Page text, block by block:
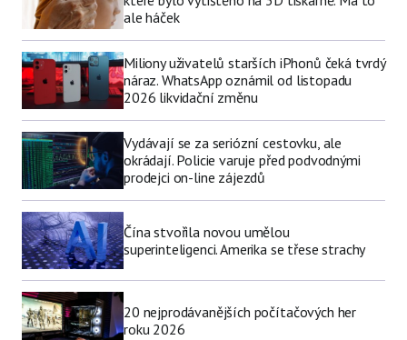
ale háček
Miliony uživatelů starších iPhonů čeká tvrdý
náraz. WhatsApp oznámil od listopadu
2026 likvidační změnu
Vydávají se za seriózní cestovku, ale
okrádají. Policie varuje před podvodnými
prodejci on-line zájezdů
Čína stvořila novou umělou
superinteligenci. Amerika se třese strachy
20 nejprodávanějších počítačových her
roku 2026